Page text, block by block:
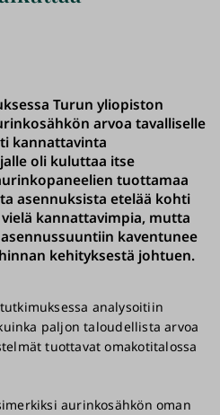
Turun yliopiston
arvoa tavalliselle
kannattavinta
oli kuluttaa itse
tuottamaa
asennuksista etelää kohti
kannattavimpia, mutta
kaventunee
kehityksestä johtuen.
analysoitiin
paljon taloudellista arvoa
tuottavat omakotitalossa
aurinkosähkön oman